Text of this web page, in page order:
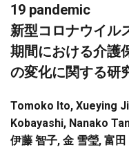
19 pandemic
新型コロナウイル
期間における介護
の変化に関する研
Tomoko Ito, Xueying
Kobayashi, Nanako
伊藤 智子, 金 雪瑩, 富